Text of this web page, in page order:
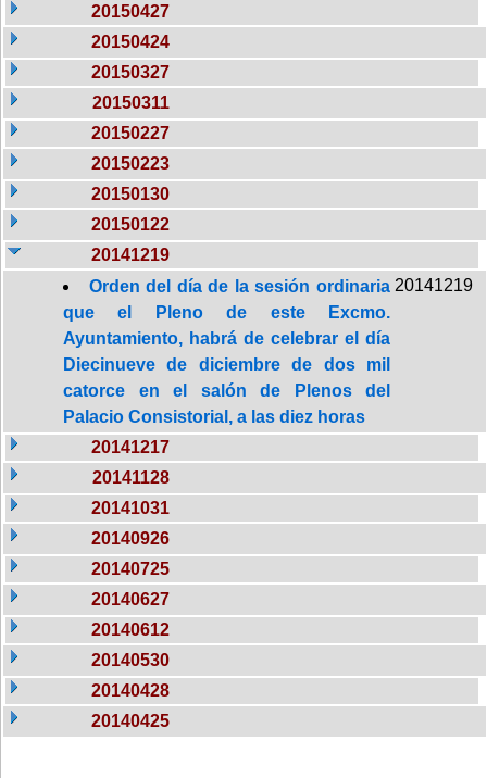
20150427
20150424
20150327
20150311
20150227
20150223
20150130
20150122
20141219
Orden del día de la sesión ordinaria
que el Pleno de este Excmo.
Ayuntamiento, habrá de celebrar el día
Diecinueve de diciembre de dos mil
catorce en el salón de Plenos del
Palacio Consistorial, a las diez horas
20141219
20141217
20141128
20141031
20140926
20140725
20140627
20140612
20140530
20140428
20140425